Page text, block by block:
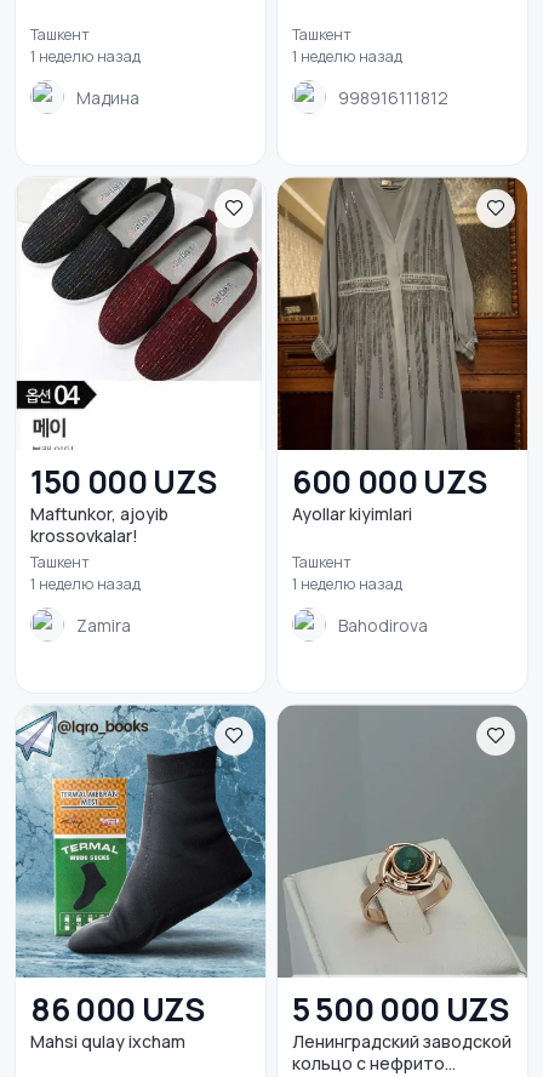
Ташкент
1 неделю назад
Мадина
Ташкент
1 неделю назад
998916111812
150 000 UZS
Maftunkor, ajoyib
krossovkalar!
Ташкент
1 неделю назад
Zamira
600 000 UZS
Ayollar kiyimlari
Ташкент
1 неделю назад
Bahodirova
86 000 UZS
Mahsi qulay ixcham
5 500 000 UZS
Ленинградский заводской
кольцо с нефрито...